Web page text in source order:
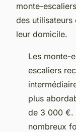
monte-
des
leur domicile.
Les monte-
escaliers
plus
de 3 000 €.
nombreux